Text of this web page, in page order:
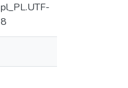
pl_PL.UTF-
8